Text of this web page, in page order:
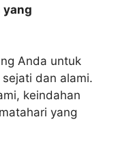
yang
Anda untuk
dan alami.
keindahan
yang